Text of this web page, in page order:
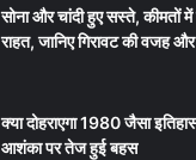
सोना और चांदी हुए सस्ते, कीमतों में
राहत, जानिए गिरावट की वजह और
क्या दोहराएगा 1980 जैसा
आशंका पर तेज हुई बहस